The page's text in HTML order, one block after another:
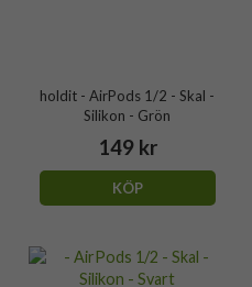
holdit - AirPods 1/2 - Skal -
Silikon - Grön
149 kr
KÖP